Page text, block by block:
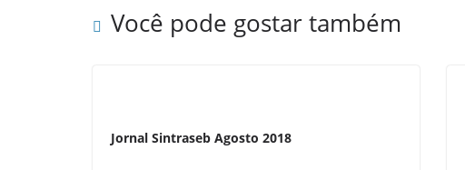
o p
Você pode gostar também
Jornal Sintraseb Agosto 2018